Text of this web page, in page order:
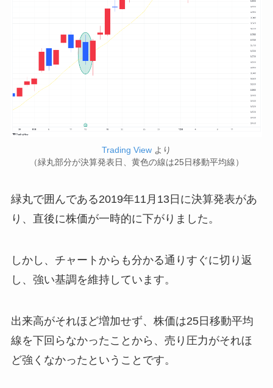
Trading View より
（緑丸部分が決算発表日、黄色の線は25日移動平均線）
緑丸で囲んである2019年11月13日に決算発表があ
り、直後に株価が一時的に下がりました。
しかし、チャートからも分かる通りすぐに切り返
し、強い基調を維持しています。
出来高がそれほど増加せず、株価は25日移動平均
線を下回らなかったことから、売り圧力がそれほ
ど強くなかったということです。